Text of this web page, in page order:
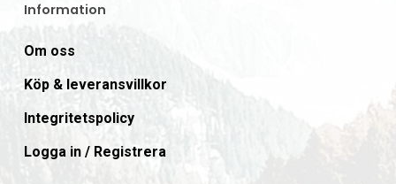
Information
Om oss
Köp & leveransvillkor
Integritetspolicy
Logga in / Registrera